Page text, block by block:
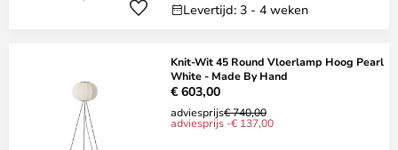
Levertijd: 3 - 4 weken
Knit-Wit 45 Round Vloerlamp Hoog Pearl
White - Made By Hand
€ 603,00
adviesprijs€ 740,00
adviesprijs -€ 137,00